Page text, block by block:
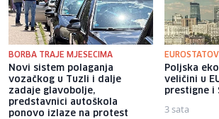
BORBA TRAJE MJESECIMA
Novi sistem polaganja
vozačkog u Tuzli i dalje
zadaje glavobolje,
predstavnici autoškola
ponovo izlaze na protest
Poljska
veličini u
prestigne i
3 sata